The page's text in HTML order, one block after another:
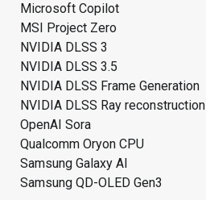
Microsoft Copilot
MSI Project Zero
NVIDIA DLSS 3
NVIDIA DLSS 3.5
NVIDIA DLSS Frame Generation
NVIDIA DLSS Ray reconstruction
OpenAI Sora
Qualcomm Oryon CPU
Samsung Galaxy AI
Samsung QD-OLED Gen3